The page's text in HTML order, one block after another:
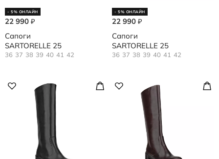
- 5% ОНЛАЙН
22 990 ₽
Сапоги
SARTORELLE 25
36 37 38 39 40 41 42
- 5% ОНЛАЙН
22 990 ₽
Сапоги
SARTORELLE 25
36 37 38 39 40 41 42